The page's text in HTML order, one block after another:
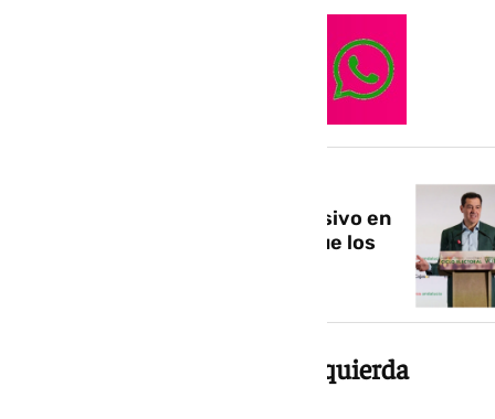
El pacto PP-Vox, de nuevo decisivo en
unas elecciones: Andalucía sigue los
Notorio crecimiento de la izquierda